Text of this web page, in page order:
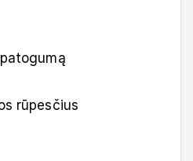
rūpesčius